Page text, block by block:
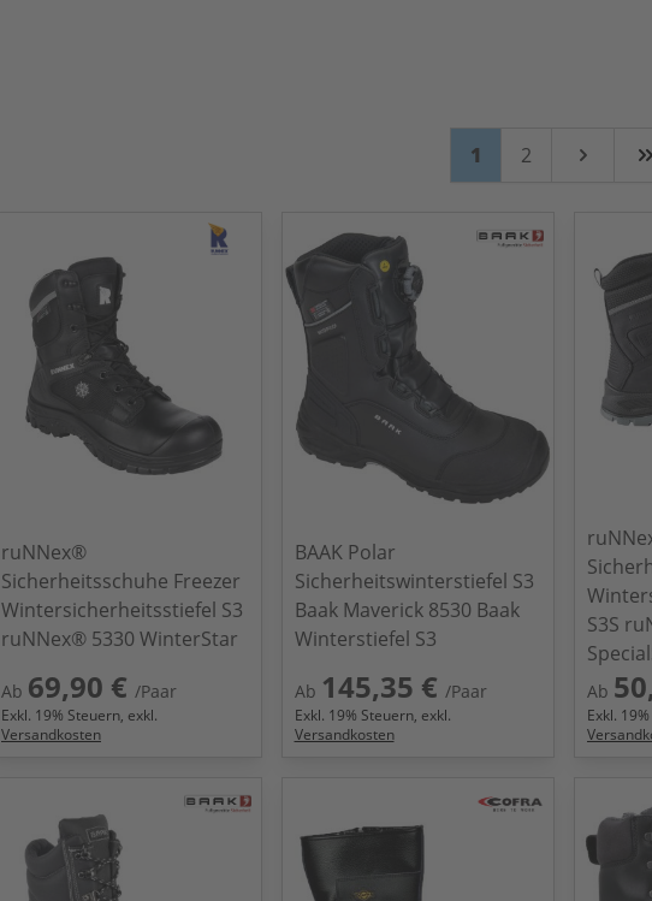
Sie lesen gerade
1 Seite
2 Weiter
ruNNex®
Sicherheitsschuhe Freezer
Wintersicherheitsstiefel S3
ruNNex® 5330 WinterStar
Ab 69,90 € /Paar
Exkl. 19% Steuern, exkl.
Versandkosten
BAAK Polar
Sicherheitswinterstiefel S3
Baak Maverick 8530 Baak
Winterstiefel S3
Ab 145,35 € /Paar
Exkl. 19% Steuern, exkl.
Versandkosten
S3S
Ab
Exkl. 19